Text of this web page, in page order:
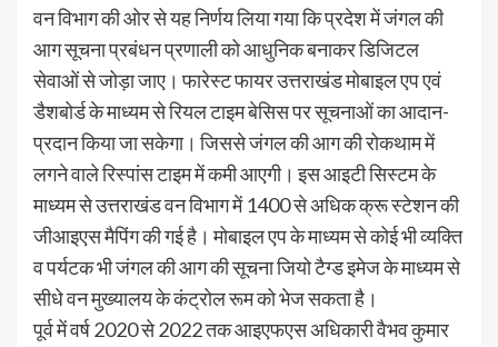
वन विभाग की ओर से यह निर्णय लिया गया कि प्रदेश में जंगल की
आग सूचना प्रबंधन प्रणाली को आधुनिक बनाकर डिजिटल
सेवाओं से जोड़ा जाए। फारेस्ट फायर उत्तराखंड मोबाइल एप एवं
डैशबोर्ड के माध्यम से रियल टाइम बेसिस पर सूचनाओं का आदान-
प्रदान किया जा सकेगा। जिससे जंगल की आग की रोकथाम में
लगने वाले रिस्पांस टाइम में कमी आएगी। इस आइटी सिस्टम के
माध्यम से उत्तराखंड वन विभाग में 1400 से अधिक क्रू स्टेशन की
जीआइएस मैपिंग की गई है। मोबाइल एप के माध्यम से कोई भी व्यक्ति
व पर्यटक भी जंगल की आग की सूचना जियो टैग्ड इमेज के माध्यम से
सीधे वन मुख्यालय के कंट्रोल रूम को भेज सकता है।
पूर्व में वर्ष 2020 से 2022 तक आइएफएस अधिकारी वैभव कुमार